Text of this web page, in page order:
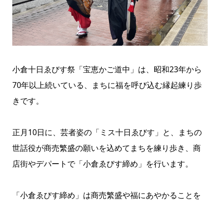
小倉十日ゑびす祭「宝恵かご道中」は、昭和23年から
70年以上続いている、まちに福を呼び込む縁起練り歩
きです。
正月10日に、芸者姿の「ミス十日ゑびす」と、まちの
世話役が商売繁盛の願いを込めてまちを練り歩き、商
店街やデパートで「小倉ゑびす締め」を行います。
「小倉ゑびす締め」は商売繁盛や福にあやかることを